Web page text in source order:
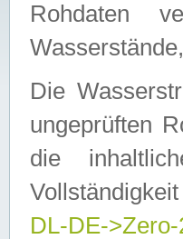
Rohdaten
Die
ungeprüften
die
DL-DE->Zero-